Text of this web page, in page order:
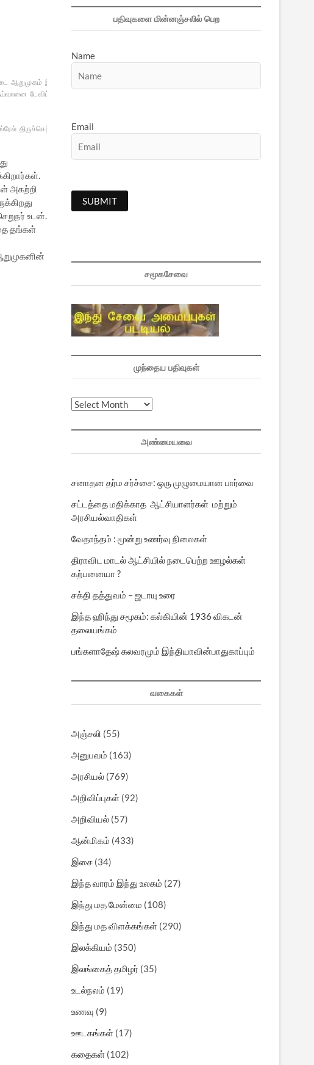
ஆறுமுகம் இந்திய
டேவிட்டின்
திருச்செந்தூர்
அகற்றி
உடன்.
தங்கள்
பதிவுகளை மின்னஞ்சலில் பெற
Name
Email
சமூகசேவை
முந்தைய பதிவுகள்
முந்தைய
அண்மையவை
சனாதன தர்ம சர்ச்சை: ஒரு முழுமையான பார்வை
சட்டத்தை மதிக்காத ஆட்சியாளர்கள் மற்றும்
அரசியல்வாதிகள்
வேதாந்தம் : மூன்று உணர்வு நிலைகள்
திராவிட மாடல் ஆட்சியில் நடைபெற்ற ஊழல்கள்
கற்பனையா ?
சக்தி தத்துவம் – ஜடாயு உரை
இந்த ஹிந்து சமூகம்: கல்கியின் 1936 விகடன்
தலையங்கம்
பங்களாதேஷ் கலவரமும் இந்தியாவின்பாதுகாப்பும்
வகைகள்
அஞ்சலி (55)
அனுபவம் (163)
அரசியல் (769)
அறிவிப்புகள் (92)
அறிவியல் (57)
ஆன்மிகம் (433)
இசை (34)
இந்த வாரம் இந்து உலகம் (27)
இந்து மத மேன்மை (108)
இந்து மத விளக்கங்கள் (290)
இலக்கியம் (350)
இலங்கைத் தமிழர் (35)
உடல்நலம் (19)
உணவு (9)
ஊடகங்கள் (17)
கதைகள் (102)